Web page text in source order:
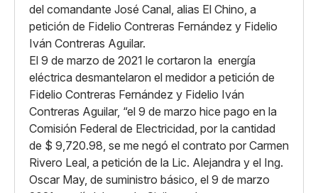
del comandante José Canal, alias El Chino, a
petición de Fidelio Contreras Fernández y Fidelio
Iván Contreras Aguilar.
El 9 de marzo de 2021 le cortaron la energía
eléctrica desmantelaron el medidor a petición de
Fidelio Contreras Fernández y Fidelio Iván
Contreras Aguilar, “el 9 de marzo hice pago en la
Comisión Federal de Electricidad, por la cantidad
de $ 9,720.98, se me negó el contrato por Carmen
Rivero Leal, a petición de la Lic. Alejandra y el Ing.
Oscar May, de suministro básico, el 9 de marzo